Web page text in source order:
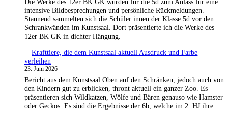
Die Werke des 12er BK GK wurden für die 5d zum Anlass für eine
intensive Bildbesprechungen und persönliche Rückmeldungen.
Staunend sammelten sich die Schüler:innen der Klasse 5d vor den
Schrankwänden im Kunstsaal. Dort präsentierte ich die Werke des
12er BK GK in dichter Hängung.
Krafttiere, die dem Kunstsaal aktuell Ausdruck und Farbe
verleihen
23. Juni 2026
Bericht aus dem Kunstsaal Oben auf den Schränken, jedoch auch von
den Kindern gut zu erblicken, thront aktuell ein ganzer Zoo. Es
präsentieren sich Wildkatzen, Wölfe und Bären genauso wie Hamster
oder Geckos. Es sind die Ergebnisse der 6b, welche im 2. HJ ihre